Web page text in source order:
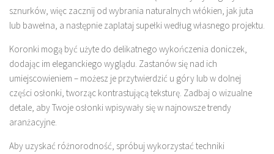
sznurków, więc zacznij od wybrania naturalnych włókien, jak juta
lub bawełna, a następnie zaplataj supełki według własnego projektu.
Koronki mogą być użyte do delikatnego wykończenia doniczek,
dodając im eleganckiego wyglądu. Zastanów się nad ich
umiejscowieniem – możesz je przytwierdzić u góry lub w dolnej
części osłonki, tworząc kontrastującą teksturę. Zadbaj o wizualne
detale, aby Twoje osłonki wpisywały się w najnowsze trendy
aranżacyjne.
Aby uzyskać różnorodność, spróbuj wykorzystać techniki